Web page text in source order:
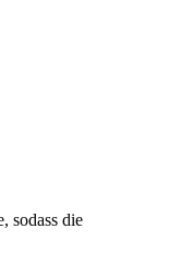
sodass die